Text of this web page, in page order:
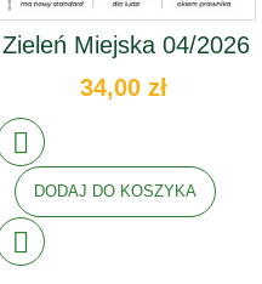
Zieleń Miejska 04/2026
34,00 zł
DODAJ DO KOSZYKA